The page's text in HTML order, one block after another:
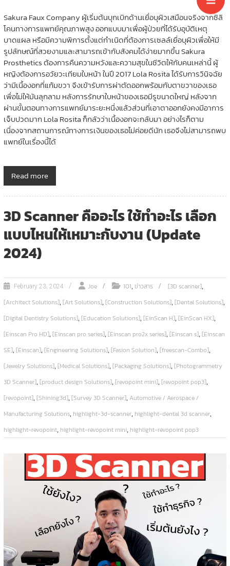
Sakura Faux Company ผู้เริ่มต้นบุกเบิกด้านเยื่อบุผิวเสมือนจริงจากซิลิ
โคนทางการแพทย์คุณภาพสูง ออกแบบมาเพื่อผู้ป่วยที่ได้รับอุบัติเหตุ
บาดแผล หรือมีความพิการตั้งแต่กำเนิดที่ต้องการเซลล์เยื่อบุผิวเพื่อให้มี
รูปลักษณ์ที่สวยงามและสามารถเข้ากับสังคมได้ง่ายมากขึ้น Sakura
Prosthetics ต้องการคืนความหวังและความสุขในชีวิตให้กับคนเหล่านี้ ผู้
หญิงต้องการอวัยวะเทียมใบหน้า ในปี 2017 Lola Rosita ได้รับการวินิจฉัย
ว่ามีเนื้องอกที่แก้มขวา จึงเข้ารับการผ่าตัดออกพร้อมกับตาขวาของเธอ
เพื่อไม่ให้มันลุกลาม หลังการรักษาใบหน้าของเธอมีรูขนาดใหญ่ หลังจาก
ผ่านขั้นตอนทางการแพทย์มาระยะหนึ่งแล้วส่วนที่เอาตาออกยังคงมีอาการ
เจ็บปวดมาก Lola Rosita ก็กลัวว่าเนื้องอกจะกลับมา อย่างไรก็ตาม
เนื่องจากสถานการณ์ทางการเงินของเธอไม่ค่อยดีนัก เธอจึงไม่สามารถพบ
แพทย์ในเรื่องนี้ได้
Read more
3D Scanner คืออะไร ใช้ทำอะไร เลือก
แบบไหนให้เหมาะกับงาน (Update
2024)
February 23, 2024 Joe 101,ข่าวสาร [3D scanner],
[Architect Solutions],[Art Solutions],[Construction Solutions],[Dental Solutions],
[Digital Dentistry Solutions],[Education Solutions],[EinScan H],[EinScan HX],
[Einscan Pro HD],[Einscan pro series],[Einscan pro2x series],[Einscan s],[Einscan
SE],[Einscan],[Engineering Solutions],[Fasion Solution],[freescan-Combo],
[Jewelry Solutions],[Medical Solutions],[Packaging Solutions],[Photogrammetry
3D Scanner],[product design Solutions],[revopoint mini],[revopoint pop3],
[revopoint],[Shining3d],[Survey 3D Scanner], Automotive / Aerospace /
Manufacturing Solutions, highlight-3d-scanner, highlight-dental 3d scanner,
highlight-revopoint, highlight-revopoint mini, highlight-revopoint pop3